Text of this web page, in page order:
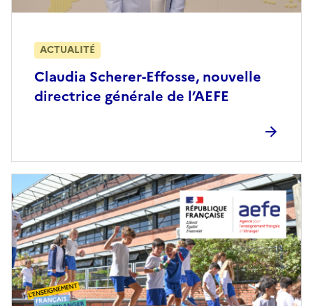
Claudia Scherer-Effosse, nouvelle
directrice générale de l’AEFE
ACTUALITÉ